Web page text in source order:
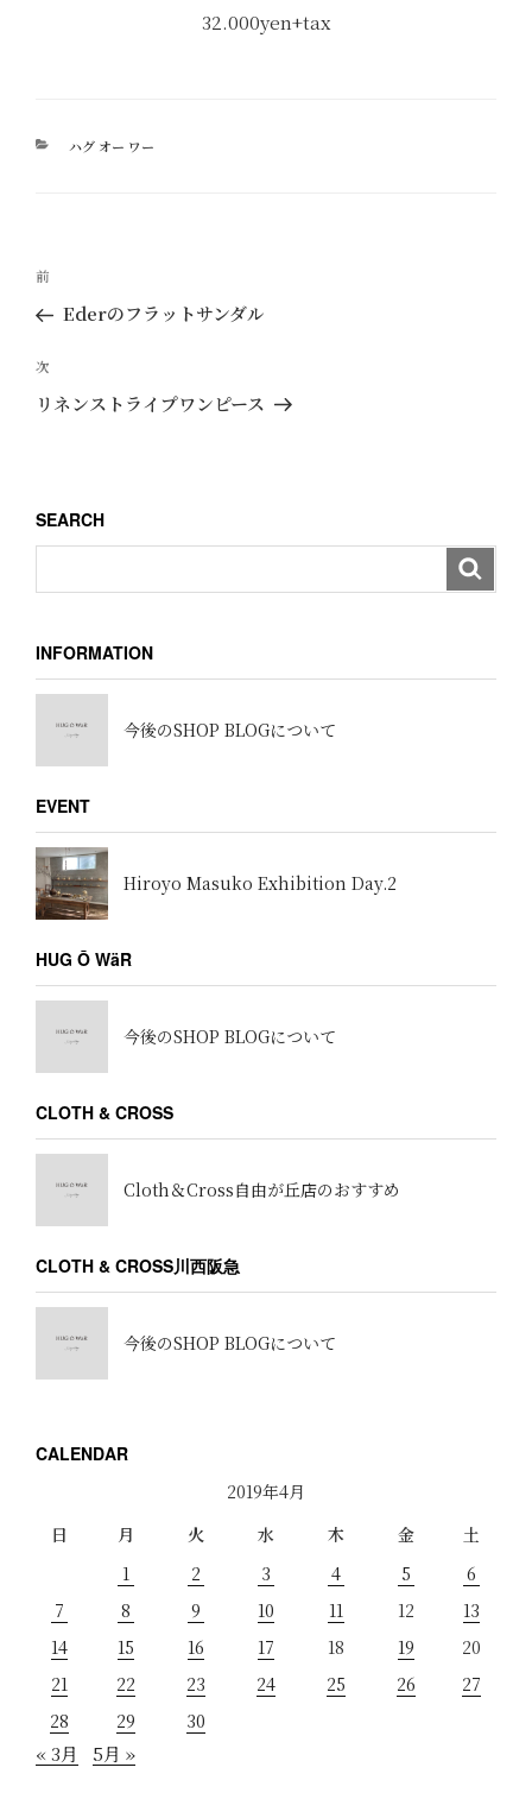
32.000yen+tax
カ
ハグ オー ワー
投
ナ
ビ
ゲ
ン
過
去
投
稿
前
Ederのフラットサンダル
次
の
次
リネンストライプワンピース
SEARCH
INFORMATION
今後のSHOP BLOGについて
EVENT
Hiroyo Masuko Exhibition Day.2
HUG Ō WäR
今後のSHOP BLOGについて
CLOTH & CROSS
Cloth＆Cross自由が丘店のおすすめ
CLOTH & CROSS川西阪急
今後のSHOP BLOGについて
CALENDAR
2019年4月
日
月 火 水 木 金
土
1
2 3 4 5
6
7
8 9 10 11 12
13
14
15 16 17 18 19
20
21
22 23 24 25 26
27
28
29 30
« 3月 5月 »